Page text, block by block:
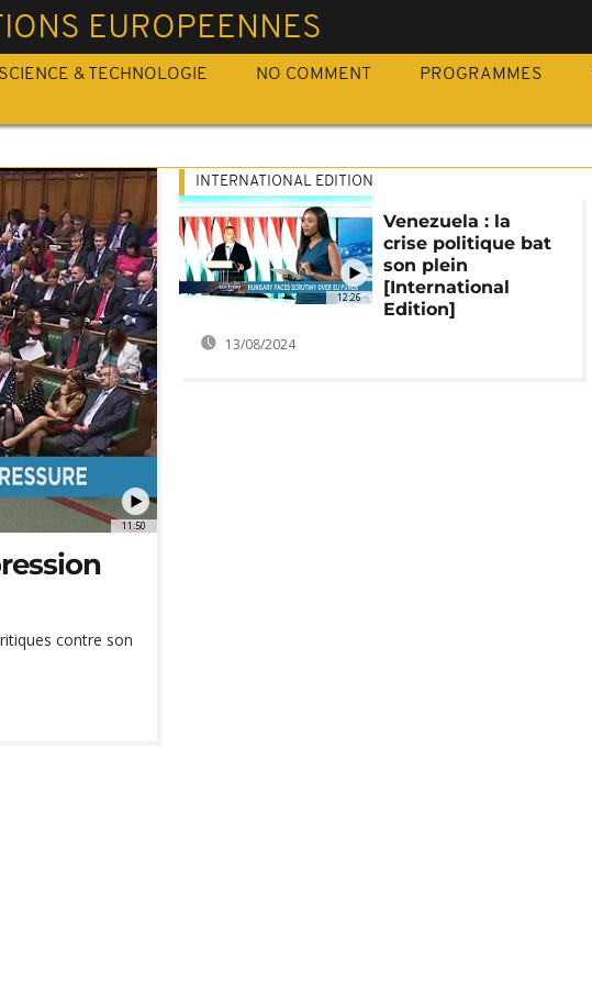
EUROPEENNES
SCIENCE & TECHNOLOGIE NO COMMENT PROGRAMMES
11:50
contre son
12:26
INTERNATIONAL EDITION
Venezuela : la
crise politique bat
son plein
[International
Edition]
13/08/2024